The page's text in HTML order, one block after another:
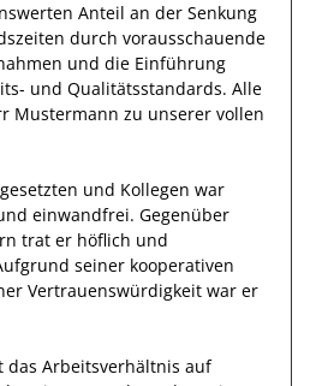
Anteil an der Senkung
durch vorausschauende
und die Einführung
und Qualitätsstandards. Alle
Mustermann zu unserer vollen
und Kollegen war
einwandfrei. Gegenüber
trat er höflich und
seiner kooperativen
Vertrauenswürdigkeit war er
das Arbeitsverhältnis auf